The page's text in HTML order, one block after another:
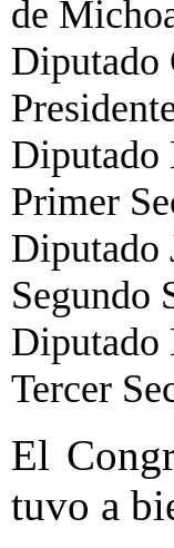
de
Diputado
Diputado
Primer
Diputado
Segundo
Diputado
Tercer
El
tuvo a